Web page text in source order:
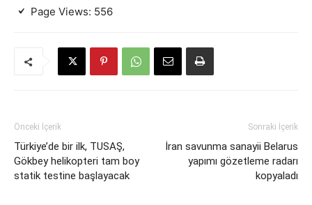
Page Views: 556
Önceki İçerik
Türkiye’de bir ilk, TUSAŞ,
Gökbey helikopteri tam boy
statik testine başlayacak
Sonraki İçerik
İran savunma sanayii Belarus
yapımı gözetleme radarı
kopyaladı